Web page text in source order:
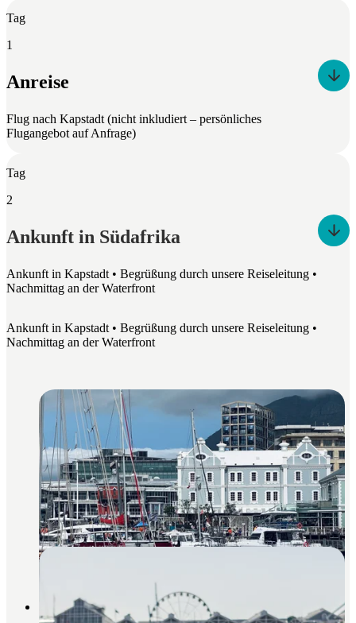
Tag
1
Anreise
Flug nach Kapstadt (nicht inkludiert – persönliches
Flugangebot auf Anfrage)
Tag
2
Ankunft in Südafrika
Ankunft in Kapstadt • Begrüßung durch unsere Reiseleitung •
Nachmittag an der Waterfront
Ankunft in Kapstadt • Begrüßung durch unsere Reiseleitung •
Nachmittag an der Waterfront